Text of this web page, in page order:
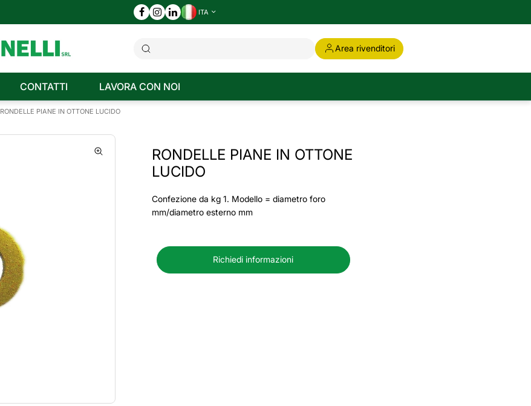
ITA
Area rivenditori
CONTATTI LAVORA CON NOI
RONDELLE PIANE IN OTTONE LUCIDO
RONDELLE PIANE IN OTTONE
LUCIDO
Confezione da kg 1. Modello = diametro foro
mm/diametro esterno mm
Richiedi informazioni